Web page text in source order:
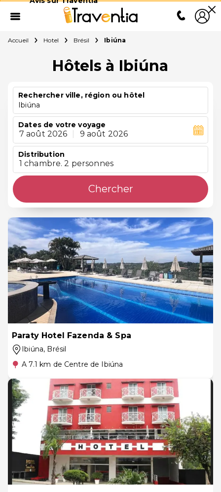
Accueil Hotel Brésil Ibiúna
Hôtels à Ibiúna
Rechercher ville, région ou hôtel
Ibiúna
Dates de votre voyage
7 août 2026 9 août 2026
Distribution
1 chambre. 2 personnes
Chercher
Paraty Hotel Fazenda & Spa
Ibiúna, Brésil
A 7.1 km de Centre de Ibiúna